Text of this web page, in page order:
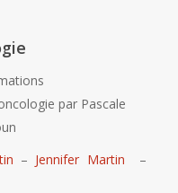
par Pascale
– Jennifer Martin –